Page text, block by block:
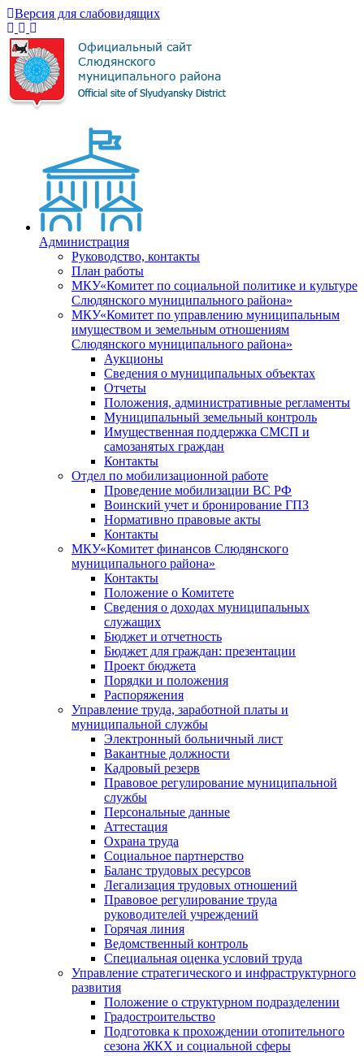
Версия для слабовидящих
Администрация
Руководство, контакты
План работы
МКУ«Комитет по социальной политике и культуре
Слюдянского муниципального района»
МКУ«Комитет по управлению муниципальным
имуществом и земельным отношениям
Слюдянского муниципального района»
Аукционы
Сведения о муниципальных объектах
Отчеты
Положения, административные регламенты
Муниципальный земельный контроль
Имущественная поддержка СМСП и
самозанятых граждан
Контакты
Отдел по мобилизационной работе
Проведение мобилизации ВС РФ
Воинский учет и бронирование ГПЗ
Нормативно правовые акты
Контакты
МКУ«Комитет финансов Слюдянского
муниципального района»
Контакты
Положение о Комитете
Сведения о доходах муниципальных
служащих
Бюджет и отчетность
Бюджет для граждан: презентации
Проект бюджета
Порядки и положения
Распоряжения
Управление труда, заработной платы и
муниципальной службы
Электронный больничный лист
Вакантные должности
Кадровый резерв
Правовое регулирование муниципальной
службы
Персональные данные
Аттестация
Охрана труда
Социальное партнерство
Баланс трудовых ресурсов
Легализация трудовых отношений
Правовое регулирование труда
руководителей учреждений
Горячая линия
Ведомственный контроль
Специальная оценка условий труда
Управление стратегического и инфраструктурного
развития
Положение о структурном подразделении
Градостроительство
Подготовка к прохождении отопительного
сезона ЖКХ и социальной сферы